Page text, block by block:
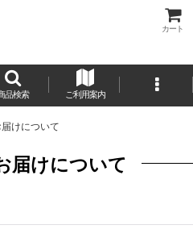
カート
品検索 ご利用案内
けについて
届けについて